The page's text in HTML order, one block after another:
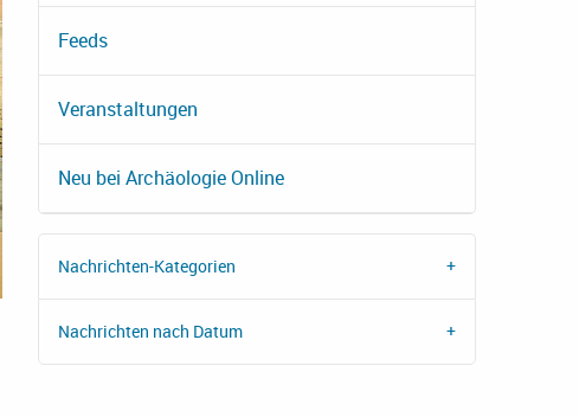
Feeds
Veranstaltungen
Neu bei Archäologie Online
Nachrichten-Kategorien
Nachrichten nach Datum